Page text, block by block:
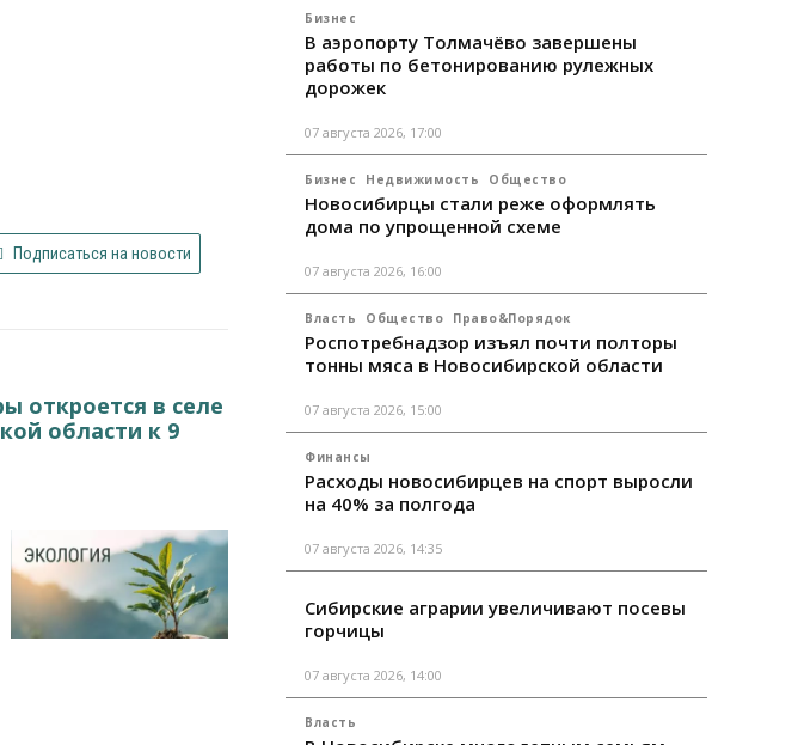
Подписаться на новости
откроется в селе
области к 9
Бизнес
В аэропорту Толмачёво завершены
работы по бетонированию рулежных
дорожек
07 августа 2026, 17:00
Бизнес Недвижимость Общество
Новосибирцы стали реже оформлять
дома по упрощенной схеме
07 августа 2026, 16:00
Власть Общество Право&Порядок
Роспотребнадзор изъял почти полторы
тонны мяса в Новосибирской области
07 августа 2026, 15:00
Финансы
Расходы новосибирцев на спорт выросли
на 40% за полгода
07 августа 2026, 14:35
Сибирские аграрии увеличивают посевы
горчицы
07 августа 2026, 14:00
Власть